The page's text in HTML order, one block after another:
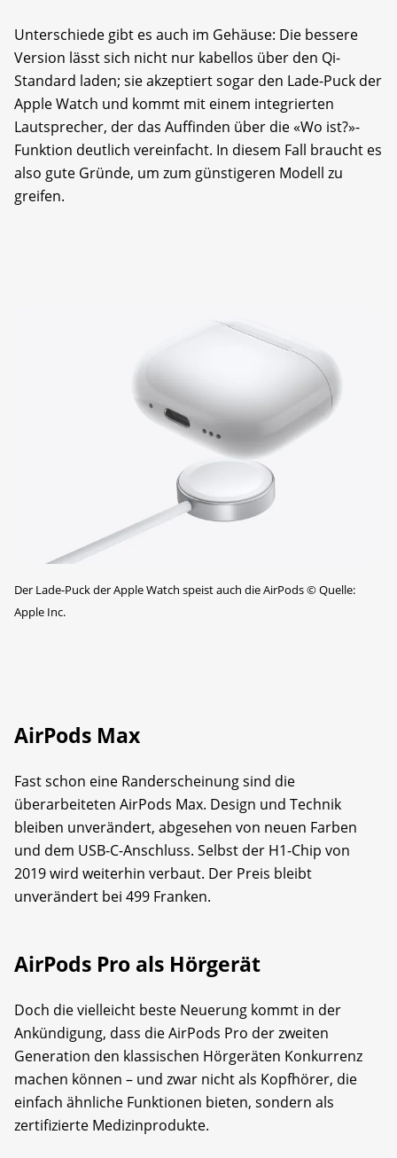
Unterschiede gibt es auch im Gehäuse: Die bessere
Version lässt sich nicht nur kabellos über den Qi-
Standard laden; sie akzeptiert sogar den Lade-Puck der
Apple Watch und kommt mit einem integrierten
Lautsprecher, der das Auffinden über die «Wo ist?»-
Funktion deutlich vereinfacht. In diesem Fall braucht es
also gute Gründe, um zum günstigeren Modell zu
greifen.
Der Lade-Puck der Apple Watch speist auch die AirPods©Quelle:
Apple Inc.
AirPods Max
Fast schon eine Randerscheinung sind die
überarbeiteten AirPods Max. Design und Technik
bleiben unverändert, abgesehen von neuen Farben
und dem USB-C-Anschluss. Selbst der H1-Chip von
2019 wird weiterhin verbaut. Der Preis bleibt
unverändert bei 499 Franken.
AirPods Pro als Hörgerät
Doch die vielleicht beste Neuerung kommt in der
Ankündigung, dass die AirPods Pro der zweiten
Generation den klassischen Hörgeräten Konkurrenz
machen können – und zwar nicht als Kopfhörer, die
einfach ähnliche Funktionen bieten, sondern als
zertifizierte Medizinprodukte.